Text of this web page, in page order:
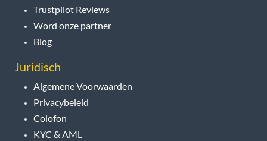
Trustpilot Reviews
Word onze partner
Blog
Juridisch
Algemene Voorwaarden
Privacybeleid
Colofon
KYC & AML